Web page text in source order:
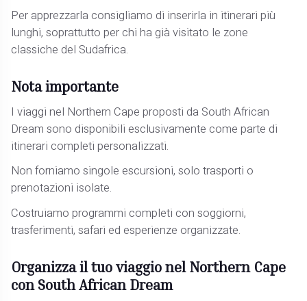
Per apprezzarla consigliamo di inserirla in itinerari più
lunghi, soprattutto per chi ha già visitato le zone
classiche del Sudafrica.
Nota importante
I viaggi nel Northern Cape proposti da South African
Dream sono disponibili esclusivamente come parte di
itinerari completi personalizzati.
Non forniamo singole escursioni, solo trasporti o
prenotazioni isolate.
Costruiamo programmi completi con soggiorni,
trasferimenti, safari ed esperienze organizzate.
Organizza il tuo viaggio nel Northern Cape
con South African Dream